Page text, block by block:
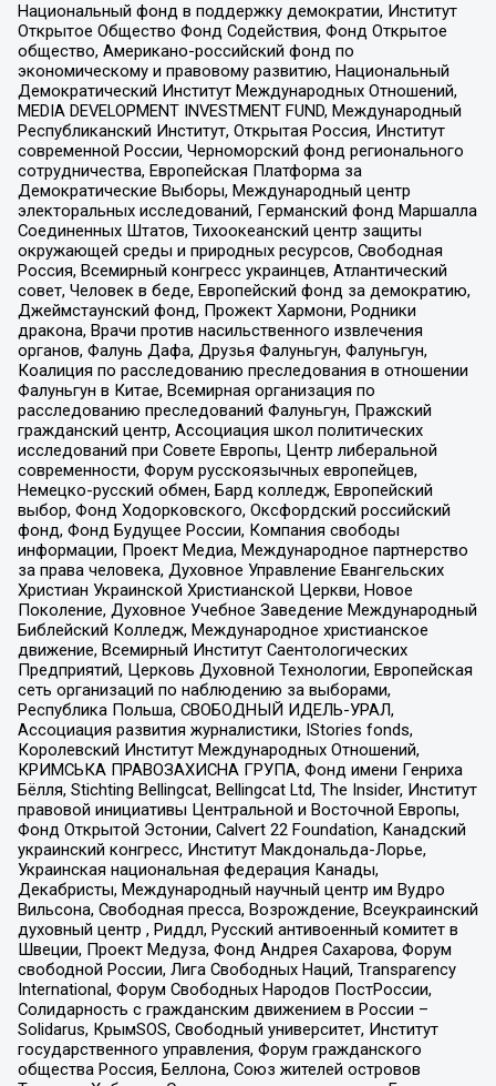
Национальный фонд в поддержку демократии, Институт
Открытое Общество Фонд Содействия, Фонд Открытое
общество, Американо-российский фонд по
экономическому и правовому развитию, Национальный
Демократический Институт Международных Отношений,
MEDIA DEVELOPMENT INVESTMENT FUND, Международный
Республиканский Институт, Открытая Россия, Институт
современной России, Черноморский фонд регионального
сотрудничества, Европейская Платформа за
Демократические Выборы, Международный центр
электоральных исследований, Германский фонд Маршалла
Соединенных Штатов, Тихоокеанский центр защиты
окружающей среды и природных ресурсов, Свободная
Россия, Всемирный конгресс украинцев, Атлантический
совет, Человек в беде, Европейский фонд за демократию,
Джеймстаунский фонд, Прожект Хармони, Родники
дракона, Врачи против насильственного извлечения
органов, Фалунь Дафа, Друзья Фалуньгун, Фалуньгун,
Коалиция по расследованию преследования в отношении
Фалуньгун в Китае, Всемирная организация по
расследованию преследований Фалуньгун, Пражский
гражданский центр, Ассоциация школ политических
исследований при Совете Европы, Центр либеральной
современности, Форум русскоязычных европейцев,
Немецко-русский обмен, Бард колледж, Европейский
выбор, Фонд Ходорковского, Оксфордский российский
фонд, Фонд Будущее России, Компания свободы
информации, Проект Медиа, Международное партнерство
за права человека, Духовное Управление Евангельских
Христиан Украинской Христианской Церкви, Новое
Поколение, Духовное Учебное Заведение Международный
Библейский Колледж, Международное христианское
движение, Всемирный Институт Саентологических
Предприятий, Церковь Духовной Технологии, Европейская
сеть организаций по наблюдению за выборами,
Республика Польша, СВОБОДНЫЙ ИДЕЛЬ-УРАЛ,
Ассоциация развития журналистики, IStories fonds,
Королевский Институт Международных Отношений,
КРИМСЬКА ПРАВОЗАХИСНА ГРУПА, Фонд имени Генриха
Бёлля, Stichting Bellingcat, Bellingcat Ltd, The Insider, Институт
правовой инициативы Центральной и Восточной Европы,
Фонд Открытой Эстонии, Calvert 22 Foundation, Канадский
украинский конгресс, Институт Макдональда-Лорье,
Украинская национальная федерация Канады,
Декабристы, Международный научный центр им Вудро
Вильсона, Свободная пресса, Возрождение, Всеукраинский
духовный центр , Риддл, Русский антивоенный комитет в
Швеции, Проект Медуза, Фонд Андрея Сахарова, Форум
свободной России, Лига Свободных Наций, Transparеncy
International, Форум Свободных Народов ПостРоссии,
Солидарность с гражданским движением в России –
Solidarus, КрымSOS, Свободный университет, Институт
государственного управления, Форум гражданского
общества Россия, Беллона, Союз жителей островов